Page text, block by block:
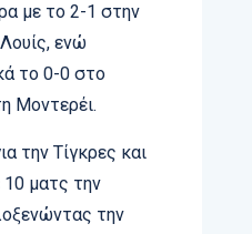
με το 2-1 στην
ενώ
το 0-0 στο
Μοντερέι.
την Τίγκρες και
10 ματς την
την